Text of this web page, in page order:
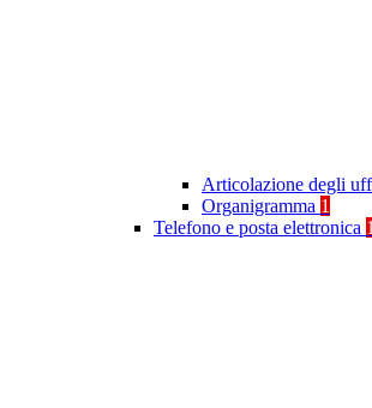
Articolazione degli
Organigramma 1
Telefono e posta elettronica 1